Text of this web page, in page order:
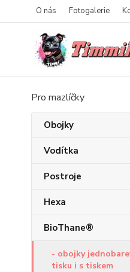
O nás Fotogalerie
Pro mazlíčky
Obojky
Vodítka
Postroje
Hexa
BioThane®
- obojky
tisku i s tiskem